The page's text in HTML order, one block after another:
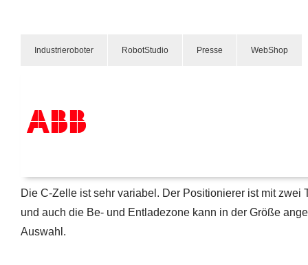
Industrieroboter RobotStudio Presse WebShop
Service
Über uns
Kontakt
FlexArc® – C
Die C-Zelle ist sehr variabel. Der Positionierer ist mit
und auch die Be- und Entladezone kann in der Größe
Auswahl.